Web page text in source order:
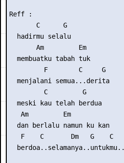
Reff :
       C      G
  hadirmu selalu
       Am         Em
  membuatku tabah tuk
         F        C     G
  menjalani semua...derita
         C         G
  meski kau telah berdua
   Am         Em
  dan berlalu namun ku kan
   F    C       Dm   G    C
  berdoa..selamanya..untukmu..